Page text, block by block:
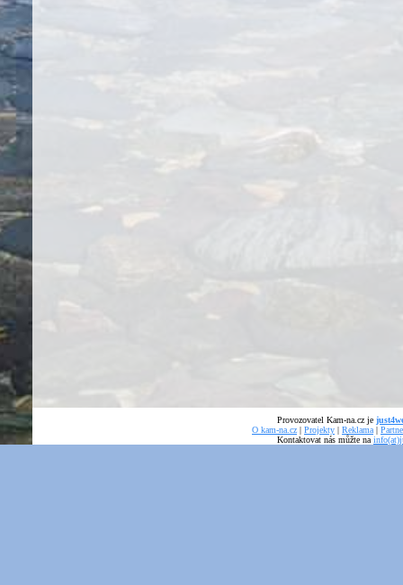
Provozovatel Kam-na.cz je
O kam-na.cz | Projekty | Reklama |
Kontaktovat nás můžte na